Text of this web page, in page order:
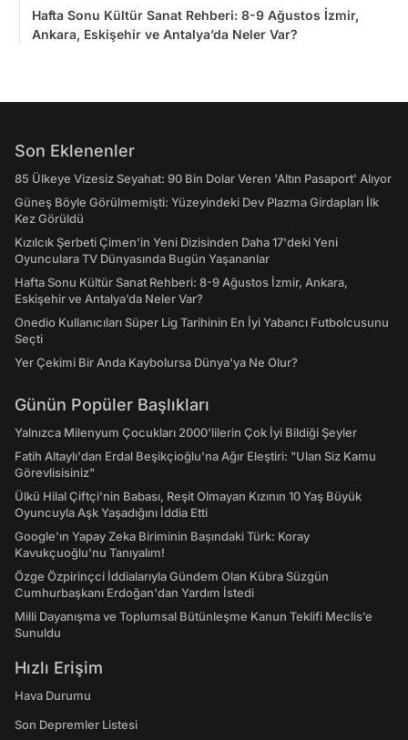
Hafta Sonu Kültür Sanat Rehberi: 8-9 Ağustos İzmir,
Ankara, Eskişehir ve Antalya’da Neler Var?
Son Eklenenler
85 Ülkeye Vizesiz Seyahat: 90 Bin Dolar Veren 'Altın Pasaport' Alıyor
Güneş Böyle Görülmemişti: Yüzeyindeki Dev Plazma Girdapları İlk
Kez Görüldü
Kızılcık Şerbeti Çimen'in Yeni Dizisinden Daha 17'deki Yeni
Oyunculara TV Dünyasında Bugün Yaşananlar
Hafta Sonu Kültür Sanat Rehberi: 8-9 Ağustos İzmir, Ankara,
Eskişehir ve Antalya’da Neler Var?
Onedio Kullanıcıları Süper Lig Tarihinin En İyi Yabancı Futbolcusunu
Seçti
Yer Çekimi Bir Anda Kaybolursa Dünya'ya Ne Olur?
Günün Popüler Başlıkları
Yalnızca Milenyum Çocukları 2000'lilerin Çok İyi Bildiği Şeyler
Fatih Altaylı'dan Erdal Beşikçioğlu'na Ağır Eleştiri: "Ulan Siz Kamu
Görevlisisiniz"
Ülkü Hilal Çiftçi'nin Babası, Reşit Olmayan Kızının 10 Yaş Büyük
Oyuncuyla Aşk Yaşadığını İddia Etti
Google'ın Yapay Zeka Biriminin Başındaki Türk: Koray
Kavukçuoğlu'nu Tanıyalım!
Özge Özpirinçci İddialarıyla Gündem Olan Kübra Süzgün
Cumhurbaşkanı Erdoğan'dan Yardım İstedi
Milli Dayanışma ve Toplumsal Bütünleşme Kanun Teklifi Meclis’e
Sunuldu
Hızlı Erişim
Hava Durumu
Son Depremler Listesi